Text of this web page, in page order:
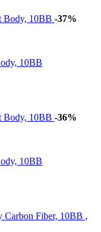
-37%
10BB
-36%
10BB